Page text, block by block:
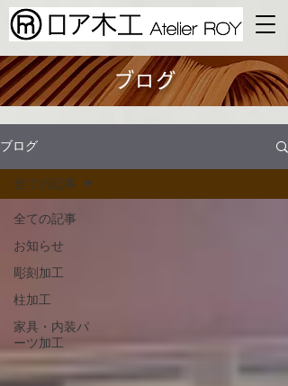
ブログ
ブログ
全ての記事
お知らせ
彫刻加工
柱加工
家具・内装​パ
ーツ加工
全ての記事